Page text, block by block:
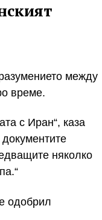
между
време.
с Иран“, каза
няколко
одобрил